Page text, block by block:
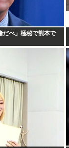
だべ」極秘で熊本で